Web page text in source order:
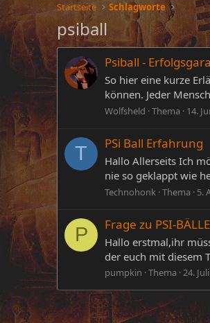
Startseite Schlagworte
psiball
Psiball -
So hier eine kurze
können. Jeder
Wolfsheld Thema 14.
T PSi Ball Erfahrung
Hallo Allerseits Ich
nie so geklappt wie
Technohonk Thema 5.
P Frage zu PSI-
Hallo erstmal,ihr
der euch mit diesem
pumpkin Thema 24.